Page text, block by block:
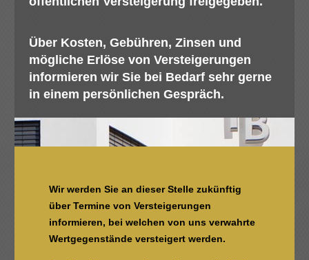
Über Kosten, Gebühren, Zinsen und
mögliche Erlöse von Versteigerungen
informieren wir Sie bei Bedarf sehr gerne
in einem persönlichen Gespräch.
Wir werden Sie an dieser Stelle zukünftig
über Termine von Versteigerungen
informieren, bei welchen von uns verwahrte
Wertgegenstände versteigert werden.